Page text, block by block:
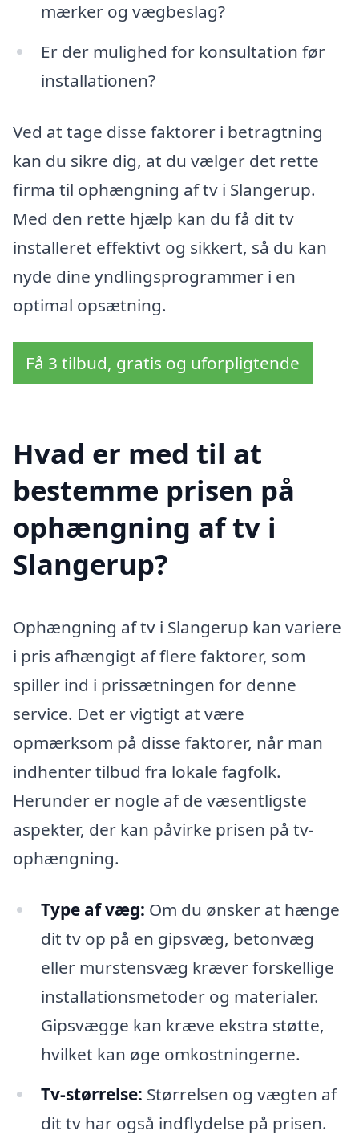
mærker og vægbeslag?
Er der mulighed for konsultation før
installationen?
Ved at tage disse faktorer i betragtning
kan du sikre dig, at du vælger det rette
firma til ophængning af tv i Slangerup.
Med den rette hjælp kan du få dit tv
installeret effektivt og sikkert, så du kan
nyde dine yndlingsprogrammer i en
optimal opsætning.
Få 3 tilbud, gratis og uforpligtende
Hvad er med til at
bestemme prisen på
ophængning af tv i
Slangerup?
Ophængning af tv i Slangerup kan variere
i pris afhængigt af flere faktorer, som
spiller ind i prissætningen for denne
service. Det er vigtigt at være
opmærksom på disse faktorer, når man
indhenter tilbud fra lokale fagfolk.
Herunder er nogle af de væsentligste
aspekter, der kan påvirke prisen på tv-
ophængning.
Type af væg: Om du ønsker at hænge
dit tv op på en gipsvæg, betonvæg
eller murstensvæg kræver forskellige
installationsmetoder og materialer.
Gipsvægge kan kræve ekstra støtte,
hvilket kan øge omkostningerne.
Tv-størrelse: Størrelsen og vægten af
dit tv har også indflydelse på prisen.